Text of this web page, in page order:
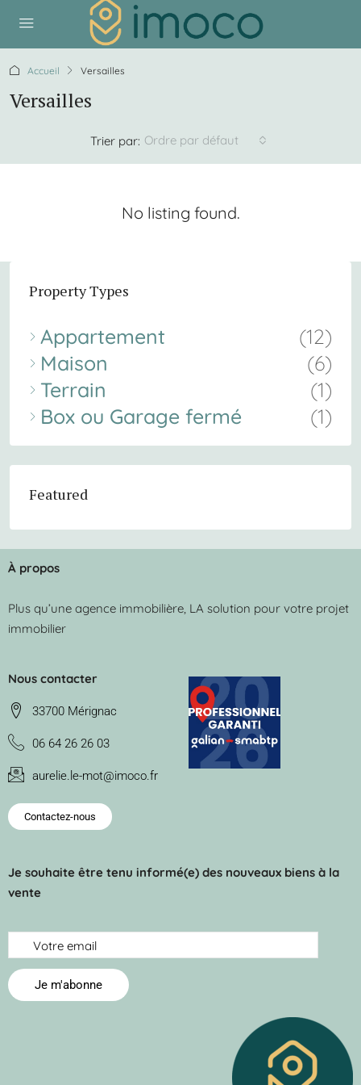
Accueil Versailles
Versailles
Trier par: Ordre par défaut
No listing found.
Property Types
Appartement
(12)
Maison
(6)
Terrain
(1)
Box ou Garage fermé
(1)
Featured
À propos
Plus qu’une agence immobilière, LA solution pour votre projet
immobilier
Nous contacter
33700 Mérignac
06 64 26 26 03
aurelie.le-mot@imoco.fr
Contactez-nous
Je souhaite être tenu informé(e) des nouveaux biens à la
vente